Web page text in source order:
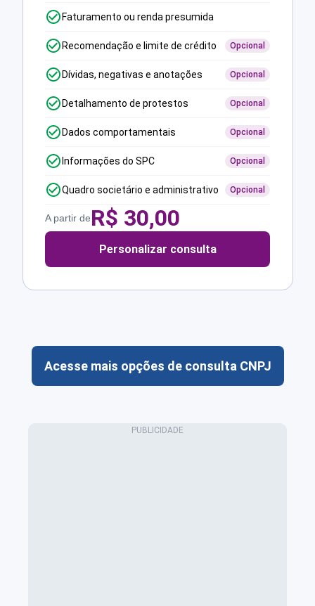
Faturamento ou renda presumida
Recomendação e limite de crédito Opcional
Dívidas, negativas e anotações Opcional
Detalhamento de protestos Opcional
Dados comportamentais Opcional
Informações do SPC Opcional
Quadro societário e administrativo Opcional
A partir deR$ 30,00
Personalizar consulta
Acesse mais opções de consulta CNPJ